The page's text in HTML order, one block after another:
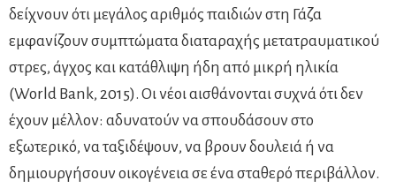
δείχνουν ότι μεγάλος αριθμός παιδιών στη Γάζα
εμφανίζουν συμπτώματα διαταραχής μετατραυματικού
στρες, άγχος και κατάθλιψη ήδη από μικρή ηλικία
(World Bank, 2015). Οι νέοι αισθάνονται συχνά ότι δεν
έχουν μέλλον: αδυνατούν να σπουδάσουν στο
εξωτερικό, να ταξιδέψουν, να βρουν δουλειά ή να
δημιουργήσουν οικογένεια σε ένα σταθερό περιβάλλον.